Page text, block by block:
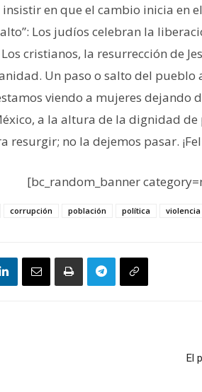
en que el cambio inicia en
Los judíos celebran la
cristianos, la resurrección de
Un paso o salto del
viendo a mujeres dejando
a la altura de la dignidad
no la dejemos pasar.
[bc_random_banner
corrupción población política violencia
El